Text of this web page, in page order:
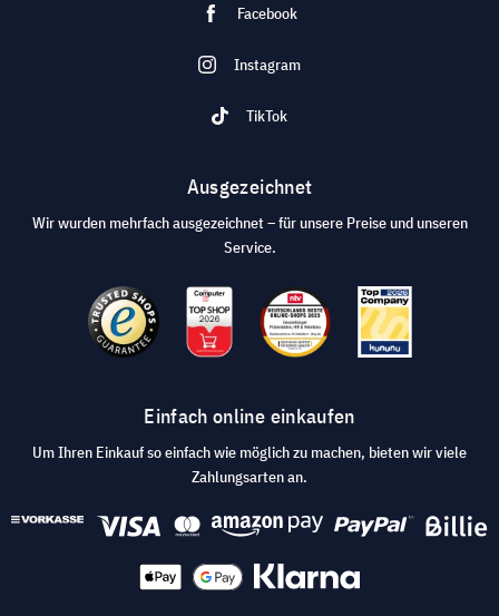
Facebook
Instagram
TikTok
Ausgezeichnet
Wir wurden mehrfach ausgezeichnet – für unsere Preise und unseren
Service.
Einfach online einkaufen
Um Ihren Einkauf so einfach wie möglich zu machen, bieten wir viele
Zahlungsarten an.